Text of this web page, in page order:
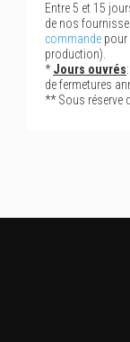
Entre 5 et 15
de nos
commande pour
production).
*Jours ouvrés
de fermetures
** Sous réserve